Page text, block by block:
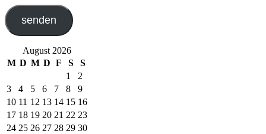
senden
August 2026
M D M D F S
S
1
2
3
4 5 6 7 8
9
10 11 12 13 14 15 16
17 18 19 20 21 22 23
24 25 26 27 28 29 30